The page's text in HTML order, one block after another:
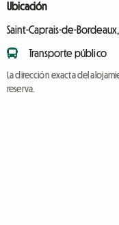
Ubicación
Saint-Caprais-de-Bordeaux,
Transporte público
La dirección exacta del
reserva.